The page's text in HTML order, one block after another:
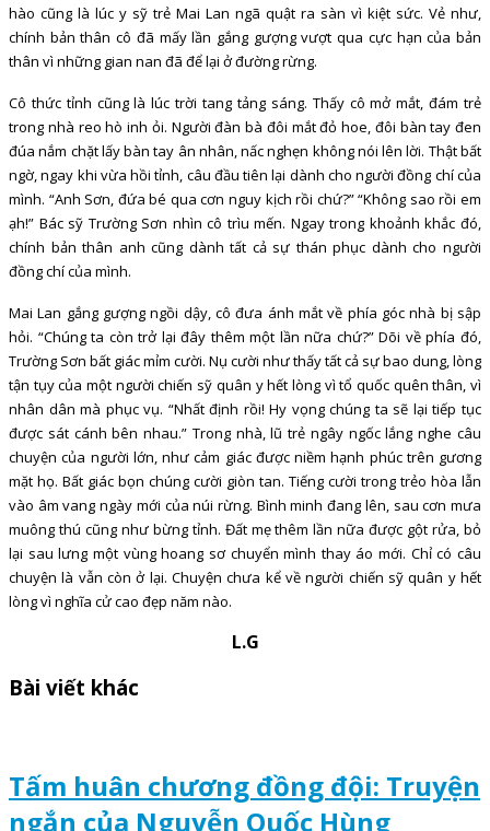
hào cũng là lúc y sỹ trẻ Mai Lan ngã quật ra sàn vì kiệt sức. Vẻ như,
chính bản thân cô đã mấy lần gắng gượng vượt qua cực hạn của bản
thân vì những gian nan đã để lại ở đường rừng.
Cô thức tỉnh cũng là lúc trời tang tảng sáng. Thấy cô mở mắt, đám trẻ
trong nhà reo hò inh ỏi. Người đàn bà đôi mắt đỏ hoe, đôi bàn tay đen
đúa nắm chặt lấy bàn tay ân nhân, nấc nghẹn không nói lên lời. Thật bất
ngờ, ngay khi vừa hồi tỉnh, câu đầu tiên lại dành cho người đồng chí của
mình. “Anh Sơn, đứa bé qua cơn nguy kịch rồi chứ?” “Không sao rồi em
ạh!” Bác sỹ Trường Sơn nhìn cô trìu mến. Ngay trong khoảnh khắc đó,
chính bản thân anh cũng dành tất cả sự thán phục dành cho người
đồng chí của mình.
Mai Lan gắng gượng ngồi dậy, cô đưa ánh mắt về phía góc nhà bị sập
hỏi. “Chúng ta còn trở lại đây thêm một lần nữa chứ?” Dõi về phía đó,
Trường Sơn bất giác mỉm cười. Nụ cười như thấy tất cả sự bao dung, lòng
tận tụy của một người chiến sỹ quân y hết lòng vì tổ quốc quên thân, vì
nhân dân mà phục vụ. “Nhất định rồi! Hy vọng chúng ta sẽ lại tiếp tục
được sát cánh bên nhau.” Trong nhà, lũ trẻ ngây ngốc lắng nghe câu
chuyện của người lớn, như cảm giác được niềm hạnh phúc trên gương
mặt họ. Bất giác bọn chúng cười giòn tan. Tiếng cười trong trẻo hòa lẫn
vào âm vang ngày mới của núi rừng. Bình minh đang lên, sau cơn mưa
muông thú cũng như bừng tỉnh. Đất mẹ thêm lần nữa được gột rửa, bỏ
lại sau lưng một vùng hoang sơ chuyển mình thay áo mới. Chỉ có câu
chuyện là vẫn còn ở lại. Chuyện chưa kể về người chiến sỹ quân y hết
lòng vì nghĩa cử cao đẹp năm nào.
L.G
Bài viết khác
Tấm huân chương đồng đội: Truyện
ngắn của Nguyễn Quốc Hùng